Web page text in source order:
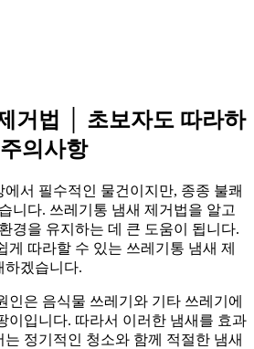
거법 │ 초보자도 따라하
의사항
서 필수적인 물건이지만, 종종 불쾌
니다. 쓰레기통 냄새 제거법을 알고
경을 유지하는 데 큰 도움이 됩니다.
게 따라할 수 있는 쓰레기통 냄새 제
하겠습니다.
인은 음식물 쓰레기와 기타 쓰레기에
이입니다. 따라서 이러한 냄새를 효과
정기적인 청소와 함께 적절한 냄새